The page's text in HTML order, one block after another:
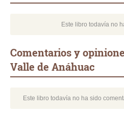
Este libro todavía no
Comentarios y
Valle de Anáhuac
Este libro todavía no ha sido